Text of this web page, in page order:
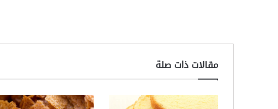
مقالات ذات صلة